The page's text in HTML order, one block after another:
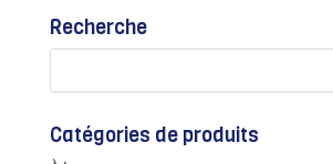
Recherche
Catégories de produits